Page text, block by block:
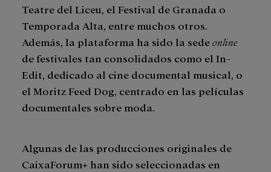
Teatre del Liceu, el Festival de Granada o
Temporada Alta, entre muchos otros.
Además, la plataforma ha sido la sedeonline
de festivales tan consolidados como el In-
Edit, dedicado al cine documental musical, o
el Moritz Feed Dog, centrado en las películas
documentales sobre moda.
Algunas de las producciones originales de
CaixaForum+ han sido seleccionadas en